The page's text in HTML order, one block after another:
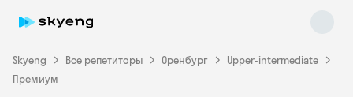
Skyeng Все репетиторы Оренбург
Upper-intermediate
Премиум